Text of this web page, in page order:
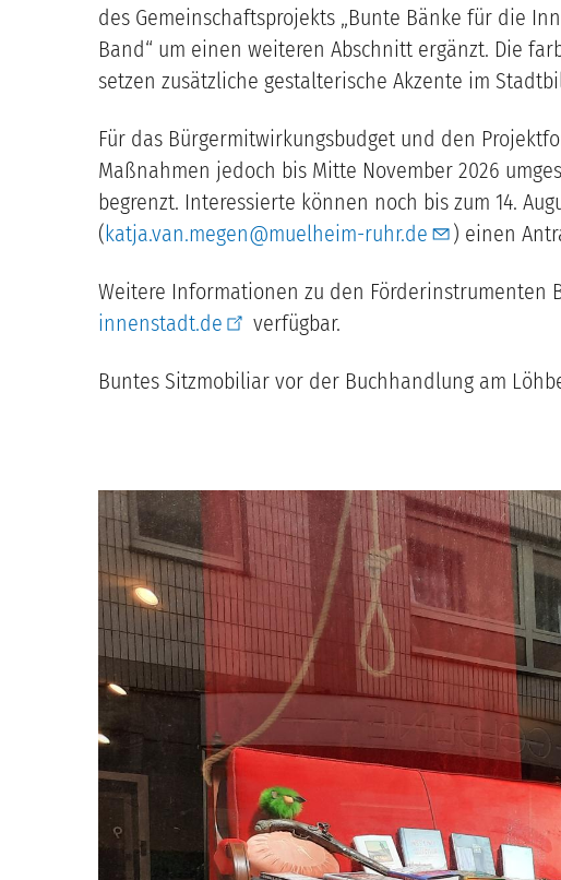
des Gemeinschaftsprojekts „Bunte Bänke für die
Band“ um einen weiteren Abschnitt ergänzt. Die
setzen zusätzliche gestalterische Akzente im
Für das Bürgermitwirkungsbudget und den
Maßnahmen jedoch bis Mitte November 2026
begrenzt. Interessierte können noch bis zum 14.
(katja.van.megen@muelheim-ruhr.de ) einen
Weitere Informationen zu den
innenstadt.de
verfügbar.
Buntes Sitzmobiliar vor der Buchhandlung am